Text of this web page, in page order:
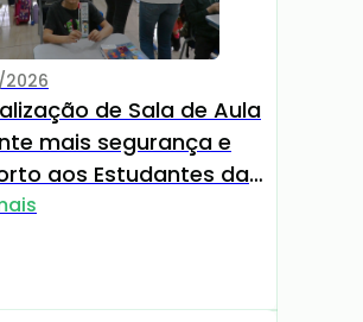
de Sala de Aula
mais segurança e
aos Estudantes da
Bento Gonçalves